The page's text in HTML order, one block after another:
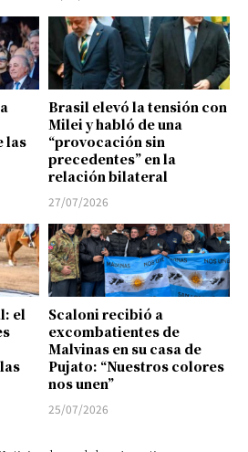
las
Brasil elevó la tensión con
Milei y habló de una
“provocación sin
precedentes” en la
relación bilateral
27/07/2026
el
Scaloni recibió a
excombatientes de
Malvinas en su casa de
Pujato: “Nuestros colores
nos unen”
25/07/2026